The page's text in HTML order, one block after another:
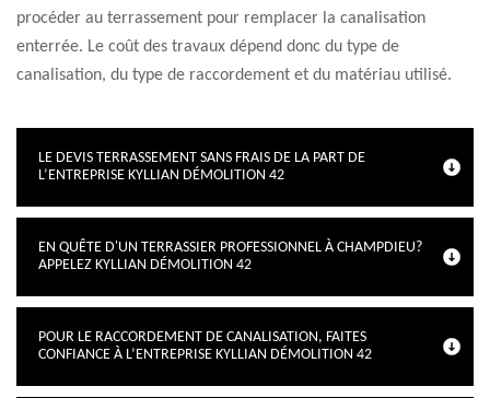
procéder au terrassement pour remplacer la canalisation
enterrée. Le coût des travaux dépend donc du type de
canalisation, du type de raccordement et du matériau utilisé.
LE DEVIS TERRASSEMENT SANS FRAIS DE LA PART DE
L’ENTREPRISE KYLLIAN DÉMOLITION 42
EN QUÊTE D'UN TERRASSIER PROFESSIONNEL À CHAMPDIEU?
APPELEZ KYLLIAN DÉMOLITION 42
POUR LE RACCORDEMENT DE CANALISATION, FAITES
CONFIANCE À L’ENTREPRISE KYLLIAN DÉMOLITION 42